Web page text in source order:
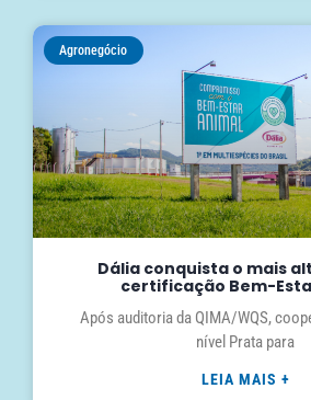
Agronegócio
Dália conquista o mais
certificação Bem-
Após auditoria da QIMA/WQS,
nível Prata para
LEIA MAIS +